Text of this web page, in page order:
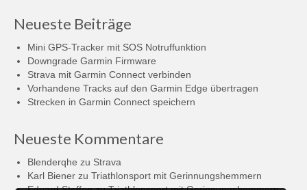
Neueste Beiträge
Mini GPS-Tracker mit SOS Notruffunktion
Downgrade Garmin Firmware
Strava mit Garmin Connect verbinden
Vorhandene Tracks auf den Garmin Edge übertragen
Strecken in Garmin Connect speichern
Neueste Kommentare
Blenderqhe zu Strava
Karl Biener zu Triathlonsport mit Gerinnungshemmern